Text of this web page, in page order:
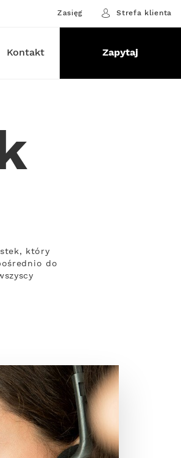
Zasięg Strefa klienta
Kontakt Zapytaj
który
do